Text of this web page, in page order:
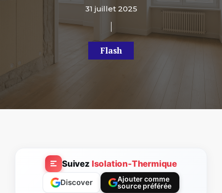
31 juillet 2025
Flash
Suivez Isolation-Thermique
Discover
Ajouter comme
source préférée